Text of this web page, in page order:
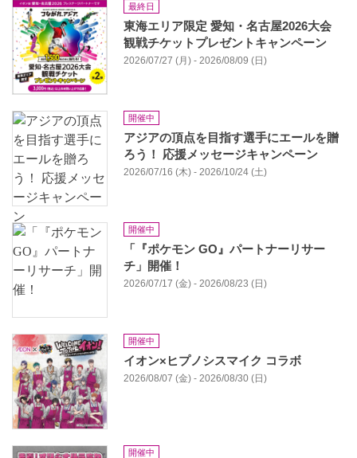
最終日
東海エリア限定 愛知・名古屋2026大会
観戦チケットプレゼントキャンペーン
2026/07/27 (月) - 2026/08/09 (日)
開催中
アジアの頂点を目指す選手にエールを贈
ろう！ 応援メッセージキャンペーン
2026/07/16 (木) - 2026/10/24 (土)
開催中
「『ポケモン GO』パートナーリサー
チ」開催！
2026/07/17 (金) - 2026/08/23 (日)
開催中
イオン×ヒプノシスマイク コラボ
2026/08/07 (金) - 2026/08/30 (日)
開催中